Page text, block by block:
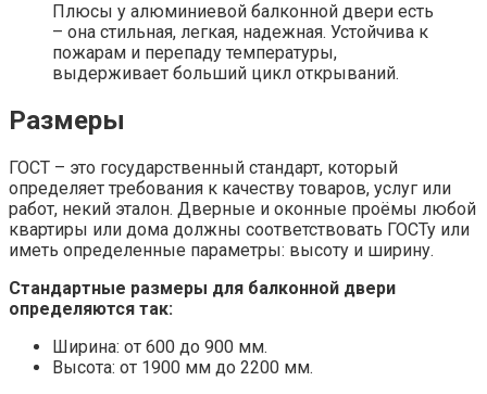
Плюсы у алюминиевой балконной двери есть
– она стильная, легкая, надежная. Устойчива к
пожарам и перепаду температуры,
выдерживает больший цикл открываний.
Размеры
ГОСТ – это государственный стандарт, который
определяет требования к качеству товаров, услуг или
работ, некий эталон. Дверные и оконные проёмы любой
квартиры или дома должны соответствовать ГОСТу или
иметь определенные параметры: высоту и ширину.
Стандартные размеры для балконной двери
определяются так:
Ширина: от 600 до 900 мм.
Высота: от 1900 мм до 2200 мм.